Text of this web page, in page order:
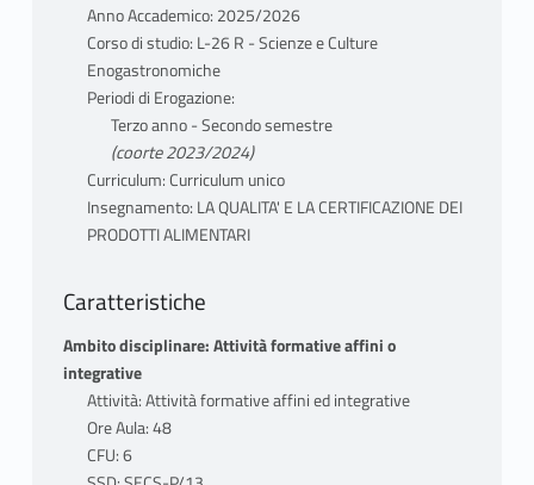
Anno Accademico: 2025/2026
Corso di studio: L-26 R - Scienze e Culture
Enogastronomiche
Periodi di Erogazione:
Terzo anno - Secondo semestre
(coorte 2023/2024)
Curriculum: Curriculum unico
Insegnamento: LA QUALITA' E LA CERTIFICAZIONE DEI
PRODOTTI ALIMENTARI
Caratteristiche
Ambito disciplinare: Attività formative affini o
integrative
Attività: Attività formative affini ed integrative
Ore Aula: 48
CFU: 6